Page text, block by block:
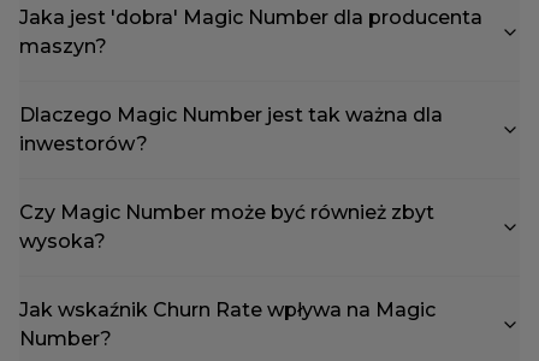
Jaka jest 'dobra' Magic Number dla producenta
maszyn?
Dlaczego Magic Number jest tak ważna dla
inwestorów?
Czy Magic Number może być również zbyt
wysoka?
Jak wskaźnik Churn Rate wpływa na Magic
Number?